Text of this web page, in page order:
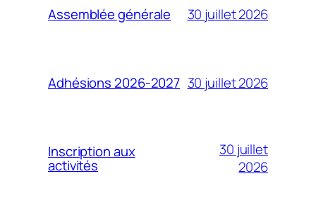
Assemblée générale 30 juillet 2026
Adhésions 2026-2027 30 juillet 2026
Inscription aux
activités
30 juillet
2026